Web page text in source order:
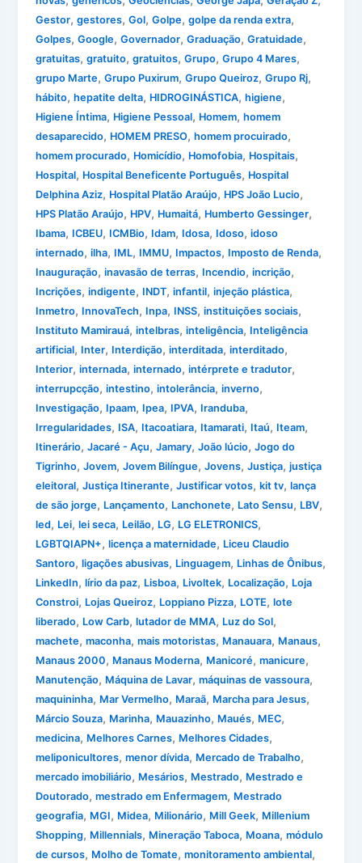
Gestor,gestores,Gol,Golpe,golpe da renda extra,
Golpes,Google,Governador,Graduação,Gratuidade,
gratuitas,gratuito,gratuitos,Grupo,Grupo 4 Mares,
grupo Marte,Grupo Puxirum,Grupo Queiroz,Grupo Rj,
hábito,hepatite delta, HIDROGINÁSTICA,higiene,
Higiene Íntima, Higiene Pessoal, Homem,homem
desaparecido, HOMEM PRESO,homem procuirado,
homem procurado, Homicídio, Homofobia, Hospitais,
Hospital, Hospital Beneficente Português, Hospital
Delphina Aziz, Hospital Platão Araújo, HPS João Lucio,
HPS Platão Araújo, HPV, Humaitá, Humberto Gessinger,
Ibama, ICBEU, ICMBio, Idam, Idosa, Idoso,idoso
internado,ilha, IML, IMMU, Impactos, Imposto de Renda,
Inauguração,inavasão de terras, Incendio,incrição,
Incrições,indigente, INDT,infantil,injeção plástica,
Inmetro, InnovaTech, Inpa, INSS,instituições sociais,
Instituto Mamirauá,intelbras,inteligência, Inteligência
artificial, Inter, Interdição,interditada,interditado,
Interior,internada,internado,intérprete e tradutor,
interrupcção,intestino,intolerância,inverno,
Investigação, Ipaam, Ipea, IPVA, Iranduba,
Irregularidades, ISA, Itacoatiara, Itamarati, Itaú, Iteam,
Itinerário,Jacaré - Açu,Jamary,João lúcio,Jogo do
Tigrinho,Jovem,Jovem Bilíngue,Jovens,Justiça,justiça
eleitoral,Justiça Itinerante,Justificar votos,kit tv,lança
de são jorge, Lançamento, Lanchonete, Lato Sensu, LBV,
led, Lei,lei seca, Leilão, LG, LG ELETRONICS,
LGBTQIAPN+,licença a maternidade, Liceu Claudio
Santoro,ligações abusivas, Linguagem, Linhas de Ônibus,
LinkedIn,lírio da paz, Lisboa, Livoltek, Localização, Loja
Constroi, Lojas Queiroz, Loppiano Pizza, LOTE,lote
liberado, Low Carb,lutador de MMA, Luz do Sol,
machete,maconha,mais motoristas, Manauara, Manaus,
Manaus 2000, Manaus Moderna, Manicoré,manicure,
Manutenção, Máquina de Lavar,máquinas de vassoura,
maquininha, Mar Vermelho, Maraã, Marcha para Jesus,
Márcio Souza, Marinha, Mauazinho, Maués, MEC,
medicina, Melhores Carnes, Melhores Cidades,
meliponicultores,menor dívida, Mercado de Trabalho,
mercado imobiliário, Mesários, Mestrado, Mestrado e
Doutorado,mestrado em Enfermagem, Mestrado
geografia, MGI, Midea, Milionário, Mill Geek, Millenium
Shopping, Millennials, Mineração Taboca, Moana,módulo
de cursos, Molho de Tomate,monitoramento ambiental,